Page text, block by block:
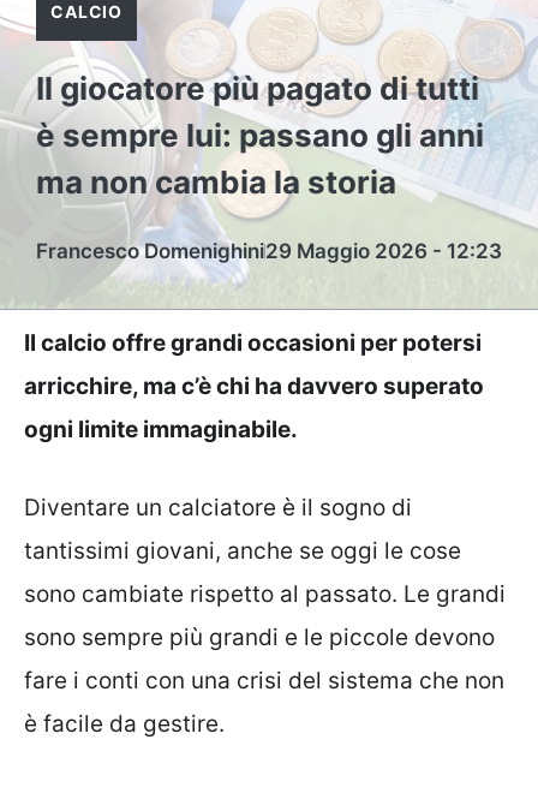
CALCIO
Il giocatore più pagato di tutti
è sempre lui: passano gli anni
ma non cambia la storia
Francesco Domenighini29 Maggio 2026 - 12:23
Il calcio offre grandi occasioni per potersi
arricchire, ma c’è chi ha davvero superato
ogni limite immaginabile.
Diventare un calciatore è il sogno di
tantissimi giovani, anche se oggi le cose
sono cambiate rispetto al passato. Le grandi
sono sempre più grandi e le piccole devono
fare i conti con una crisi del sistema che non
è facile da gestire.